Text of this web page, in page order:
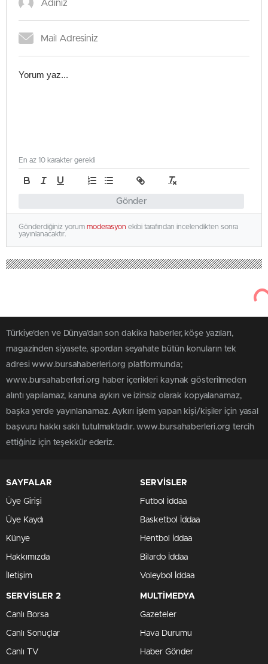
Gönder
En az 10 karakter gerekli
Gönderdiğiniz yorum moderasyon ekibi tarafından incelendikten sonra
yayınlanacaktır.
Türkiye'den ve Dünya’dan son dakika haberler, köşe yazıları,
magazinden siyasete, spordan seyahate bütün konuların tek
adresi www.bursahaberleri.org platformunda;
www.bursahaberleri.org haber içerikleri kaynak gösterilmeden
alıntı yapılamaz, kanuna aykırı ve izinsiz olarak kopyalanamaz,
başka yerde yayınlanamaz. Aykırı işlem yapan kişi/kişiler için yasal
başvuru hakkı saklı tutulmaktadır. www.bursahaberleri.org tercih
ettiğiniz için teşekkür ederiz.
SAYFALAR
Üye Girişi
Üye Kaydı
Künye
Hakkımızda
İletişim
SERVİSLER
Futbol İddaa
Basketbol İddaa
Hentbol İddaa
Bilardo İddaa
Voleybol İddaa
SERVİSLER 2
Canlı Borsa
Canlı Sonuçlar
Canlı TV
MULTİMEDYA
Gazeteler
Hava Durumu
Haber Gönder